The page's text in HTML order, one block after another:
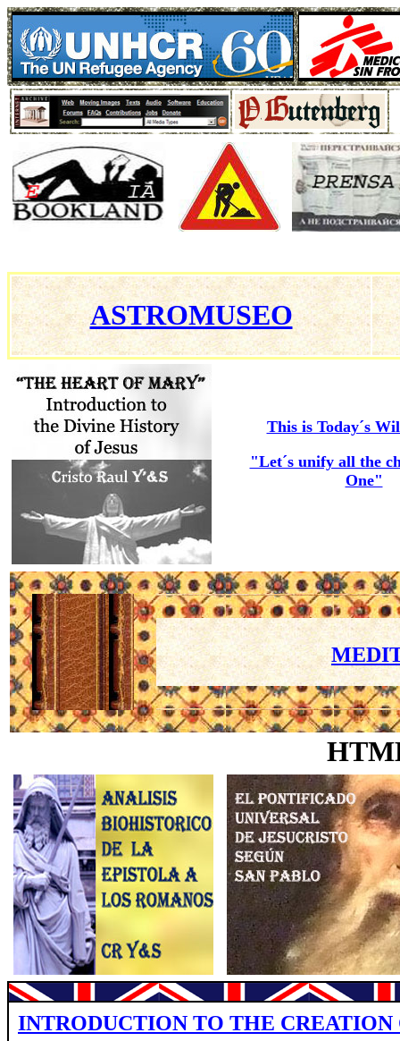
ASTROMUSEO
This is Today´s
"Let´s unify all the
One"
INTRODUCTION TO THE CREATION